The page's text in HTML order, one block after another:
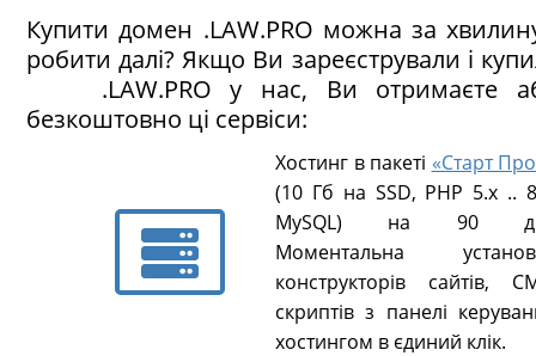
Купити домен .LAW.PRO можна за
робити далі? Якщо Ви зареєстрували і
.LAW.PRO у нас, Ви отримаєте
безкоштовно ці сервіси:
Хостинг в пакеті «Старт
(10 Гб на SSD, PHP 5.х ..
MySQL) на 90
Моментальна
конструкторів сайтів,
скриптів з панелі
хостингом в єдиний клік.